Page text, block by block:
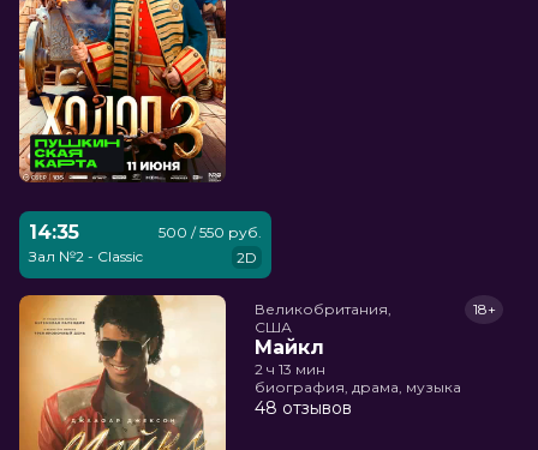
14:35
Зал №2 - Classic
500 / 550 руб.
2D
Великобритания,
США
Майкл
18+
2 ч 13 мин
биография, драма, музыка
48 отзывов